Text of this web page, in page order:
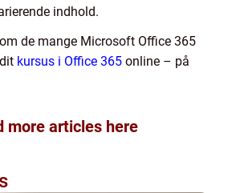
indhold.
de mange Microsoft Office 365
kursus i Office 365 online – på
more articles here